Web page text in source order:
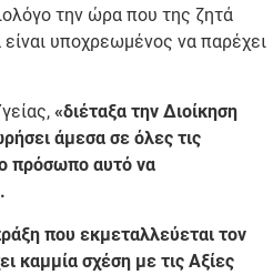
την ώρα που της ζητά
υποχρεωμένος να παρέχει
«διέταξα την Διοίκηση
άμεσα σε όλες τις
πρόσωπο αυτό να
που εκμεταλλεύεται τον
καμμία σχέση με τις Αξίες